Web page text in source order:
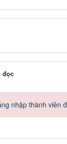
đọc
nhập thành viên